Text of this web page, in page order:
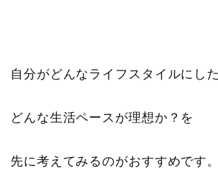
自分がどんなライフスタイルにし
どんな生活ペースが理想か？を
先に考えてみるのがおすすめです。